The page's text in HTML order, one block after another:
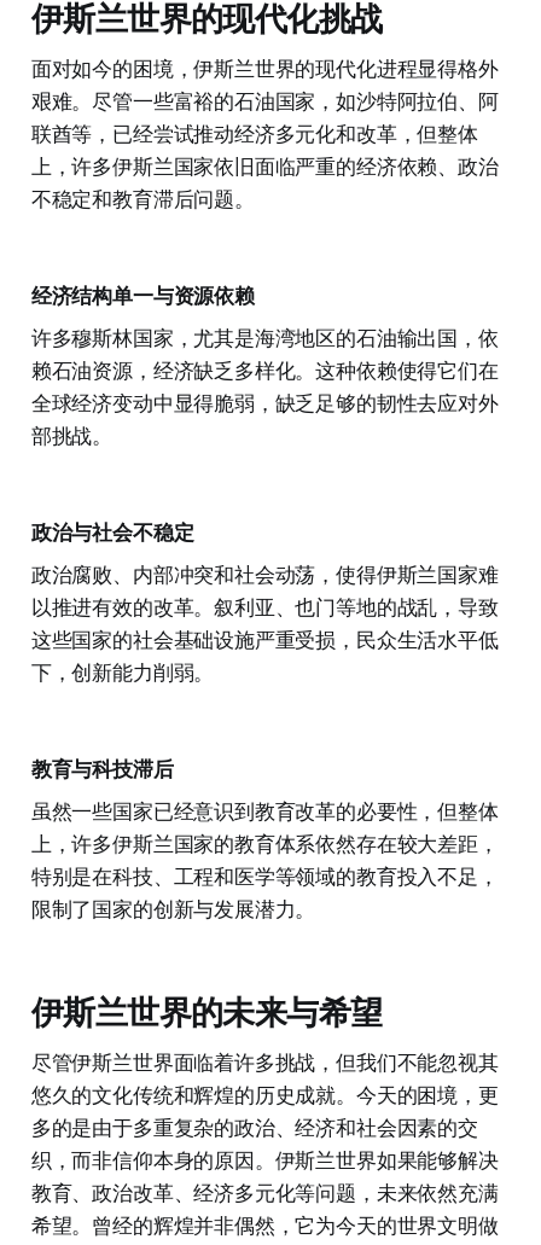
伊斯兰世界的现代化挑战
面对如今的困境，伊斯兰世界的现代化进程显得格外
艰难。尽管一些富裕的石油国家，如沙特阿拉伯、阿
联酋等，已经尝试推动经济多元化和改革，但整体
上，许多伊斯兰国家依旧面临严重的经济依赖、政治
不稳定和教育滞后问题。
经济结构单一与资源依赖
许多穆斯林国家，尤其是海湾地区的石油输出国，依
赖石油资源，经济缺乏多样化。这种依赖使得它们在
全球经济变动中显得脆弱，缺乏足够的韧性去应对外
部挑战。
政治与社会不稳定
政治腐败、内部冲突和社会动荡，使得伊斯兰国家难
以推进有效的改革。叙利亚、也门等地的战乱，导致
这些国家的社会基础设施严重受损，民众生活水平低
下，创新能力削弱。
教育与科技滞后
虽然一些国家已经意识到教育改革的必要性，但整体
上，许多伊斯兰国家的教育体系依然存在较大差距，
特别是在科技、工程和医学等领域的教育投入不足，
限制了国家的创新与发展潜力。
伊斯兰世界的未来与希望
尽管伊斯兰世界面临着许多挑战，但我们不能忽视其
悠久的文化传统和辉煌的历史成就。今天的困境，更
多的是由于多重复杂的政治、经济和社会因素的交
织，而非信仰本身的原因。伊斯兰世界如果能够解决
教育、政治改革、经济多元化等问题，未来依然充满
希望。曾经的辉煌并非偶然，它为今天的世界文明做